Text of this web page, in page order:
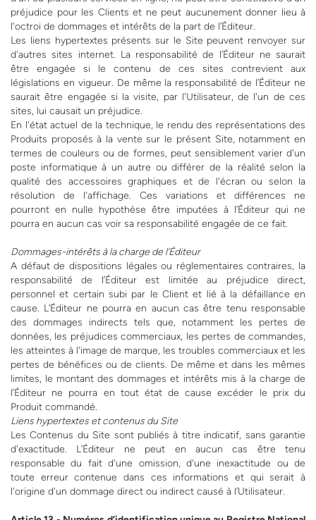
préjudice pour les Clients et ne peut aucunement donner lieu à
l'octroi de dommages et intérêts de la part de l’Éditeur.
Les liens hypertextes présents sur le Site peuvent renvoyer sur
d'autres sites internet. La responsabilité de l’Éditeur ne saurait
être engagée si le contenu de ces sites contrevient aux
législations en vigueur. De même la responsabilité de l’Éditeur ne
saurait être engagée si la visite, par l'Utilisateur, de l'un de ces
sites, lui causait un préjudice.
En l'état actuel de la technique, le rendu des représentations des
Produits proposés à la vente sur le présent Site, notamment en
termes de couleurs ou de formes, peut sensiblement varier d'un
poste informatique à un autre ou différer de la réalité selon la
qualité des accessoires graphiques et de l'écran ou selon la
résolution de l'affichage. Ces variations et différences ne
pourront en nulle hypothèse être imputées à l’Éditeur qui ne
pourra en aucun cas voir sa responsabilité engagée de ce fait.
Dommages-intérêts à la charge de l’Éditeur
A défaut de dispositions légales ou réglementaires contraires, la
responsabilité de l’Éditeur est limitée au préjudice direct,
personnel et certain subi par le Client et lié à la défaillance en
cause. L’Éditeur ne pourra en aucun cas être tenu responsable
des dommages indirects tels que, notamment les pertes de
données, les préjudices commerciaux, les pertes de commandes,
les atteintes à l'image de marque, les troubles commerciaux et les
pertes de bénéfices ou de clients. De même et dans les mêmes
limites, le montant des dommages et intérêts mis à la charge de
l’Éditeur ne pourra en tout état de cause excéder le prix du
Produit commandé.
Liens hypertextes et contenus du Site
Les Contenus du Site sont publiés à titre indicatif, sans garantie
d'exactitude. L’Éditeur ne peut en aucun cas être tenu
responsable du fait d'une omission, d'une inexactitude ou de
toute erreur contenue dans ces informations et qui serait à
l'origine d'un dommage direct ou indirect causé à l’Utilisateur.